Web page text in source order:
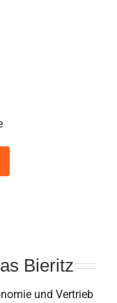
Bieritz
und Vertrieb